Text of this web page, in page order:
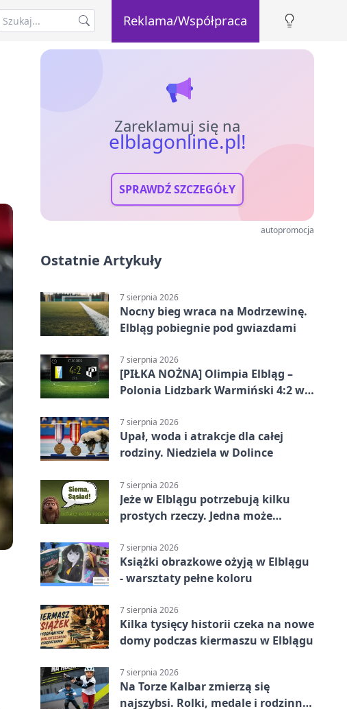
Reklama/Współpraca
Zareklamuj się na
elblagonline.pl!
SPRAWDŹ SZCZEGÓŁY
autopromocja
Ostatnie Artykuły
7 sierpnia 2026
Nocny bieg wraca na Modrzewinę.
Elbląg pobiegnie pod gwiazdami
7 sierpnia 2026
[PIŁKA NOŻNA] Olimpia Elbląg –
Polonia Lidzbark Warmiński 4:2 w
7 sierpnia 2026
Upał, woda i atrakcje dla całej
rodziny. Niedziela w Dolince
7 sierpnia 2026
Jeże w Elblągu potrzebują kilku
prostych rzeczy. Jedna może
7 sierpnia 2026
Książki obrazkowe ożyją w Elblągu
- warsztaty pełne koloru
7 sierpnia 2026
Kilka tysięcy historii czeka na nowe
domy podczas kiermaszu w Elblągu
7 sierpnia 2026
Na Torze Kalbar zmierzą się
najszybsi. Rolki, medale i rodzinna